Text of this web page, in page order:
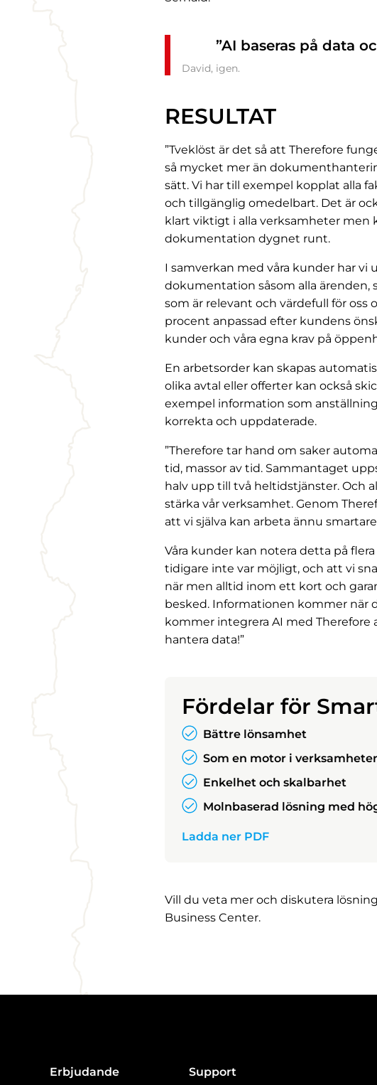
”AI baseras på data
David, igen.
RESULTAT
”Tveklöst är det så att Therefore
så mycket mer än
sätt. Vi har till exempel kopplat alla
och tillgänglig omedelbart. Det är
klart viktigt i alla verksamheter men
dokumentation dygnet runt.
I samverkan med våra kunder har vi
dokumentation såsom alla ärenden,
som är relevant och värdefull för oss
procent anpassad efter kundens
kunder och våra egna krav på
En arbetsorder kan skapas
olika avtal eller offerter kan också
exempel information som
korrekta och uppdaterade.
”Therefore tar hand om saker
tid, massor av tid. Sammantaget
halv upp till två heltidstjänster. Och
stärka vår verksamhet. Genom
att vi själva kan arbeta ännu
Våra kunder kan notera detta på
tidigare inte var möjligt, och att vi
när men alltid inom ett kort och
besked. Informationen kommer när
kommer integrera AI med Therefore
hantera data!”
Fördelar för
Bättre lönsamhet
Som en motor i
Enkelhet och skalbarhet
Molnbaserad lösning med
Ladda ner PDF
Vill du veta mer och diskutera
Business Center.
Erbjudande Support